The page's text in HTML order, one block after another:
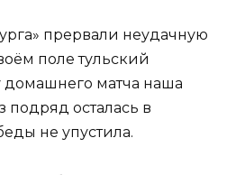
прервали неудачную
поле тульский
домашнего матча наша
подряд осталась в
не упустила.